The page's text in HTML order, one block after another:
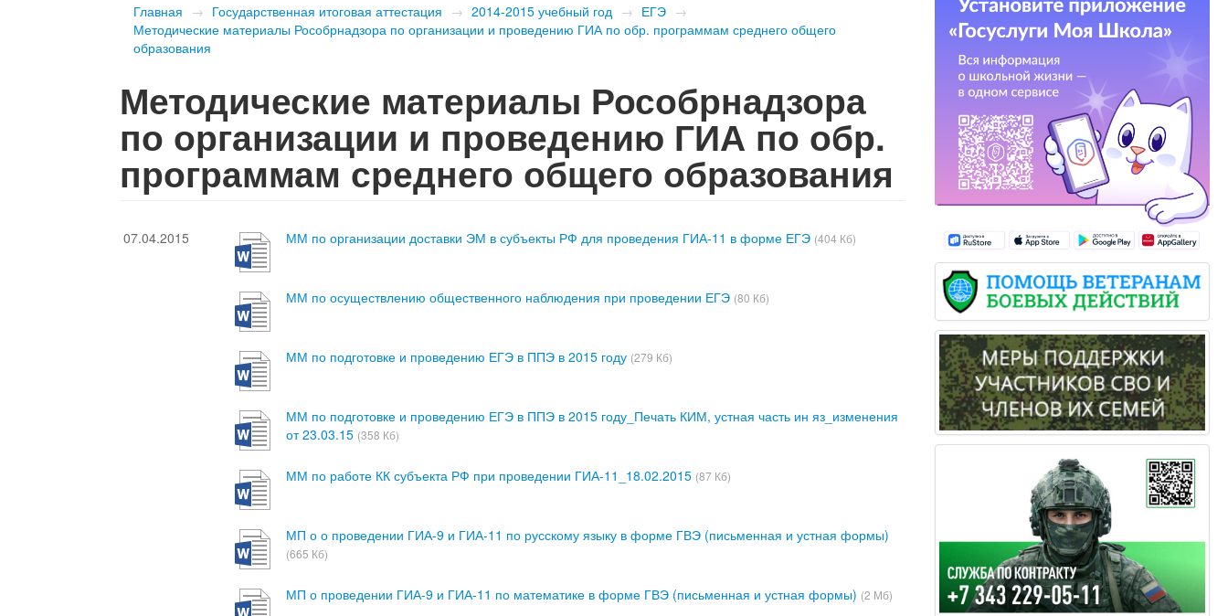
Главная → Государственная итоговая аттестация → 2014-2015 учебный год → ЕГЭ →
Методические материалы Рособрнадзора по организации и проведению ГИА по обр. программам среднего общего
образования
Методические материалы Рособрнадзора
по организации и проведению ГИА по обр.
программам среднего общего образования
07.04.2015 ММ по организации доставки ЭМ в субъекты РФ для проведения ГИА-11 в форме ЕГЭ (404 Кб)
ММ по осуществлению общественного наблюдения при проведении ЕГЭ (80 Кб)
ММ по подготовке и проведению ЕГЭ в ППЭ в 2015 году (279 Кб)
ММ по подготовке и проведению ЕГЭ в ППЭ в 2015 году_Печать КИМ, устная часть ин яз_изменения
от 23.03.15 (358 Кб)
ММ по работе КК субъекта РФ при проведении ГИА-11_18.02.2015 (87 Кб)
МП о о проведении ГИА-9 и ГИА-11 по русскому языку в форме ГВЭ (письменная и устная формы)
(665 Кб)
МП о проведении ГИА-9 и ГИА-11 по математике в форме ГВЭ (письменная и устная формы) (2 Мб)